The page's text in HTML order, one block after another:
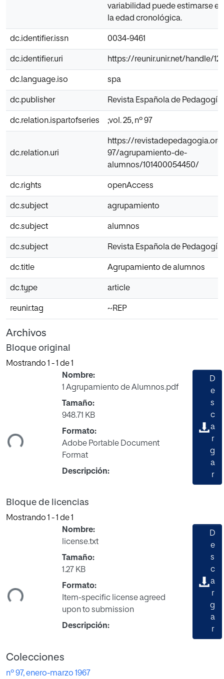
variabilidad puede estimarse
la edad cronológica.
dc.identifier.issn 0034-9461
dc.identifier.uri https://reunir.unir.net/handle/
dc.language.iso spa
dc.publisher Revista Española de Pedagogía
dc.relation.ispartofseries ;vol. 25, nº 97
dc.relation.uri
https://
97/agrupamiento-de-
alumnos/101400054450/
dc.rights openAccess
dc.subject agrupamiento
dc.subject alumnos
dc.subject Revista Española de Pedagogía
dc.title Agrupamiento de alumnos
dc.type article
reunir.tag ~REP
Archivos
Bloque original
Mostrando 1 - 1 de 1
Nombre:
1 Agrupamiento de Alumnos.pdf
Tamaño:
948.71 KB
Formato:
Adobe Portable Document
Format
Descripción:
D
e
s
c
a
r
g
a
r
Bloque de licencias
Mostrando 1 - 1 de 1
Nombre:
license.txt
Tamaño:
1.27 KB
Formato:
Item-specific license agreed
upon to submission
Descripción:
D
e
s
c
a
r
g
a
r
Colecciones
nº 97, enero-marzo 1967